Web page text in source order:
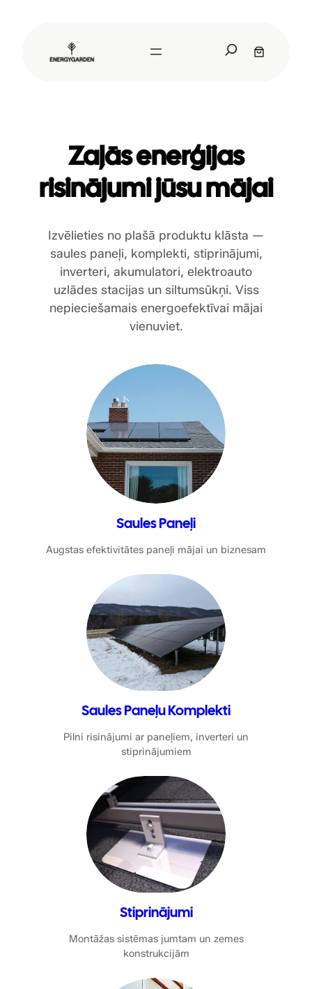
Zaļās enerģijas
risinājumi jūsu mājai
Izvēlieties no plašā produktu klāsta —
saules paneļi, komplekti, stiprinājumi,
inverteri, akumulatori, elektroauto
uzlādes stacijas un siltumsūkņi. Viss
nepieciešamais energoefektīvai mājai
vienuviet.
Saules Paneļi
Augstas efektivitātes paneļi mājai un biznesam
Saules Paneļu Komplekti
Pilni risinājumi ar paneļiem, inverteri un
stiprinājumiem
Stiprinājumi
Montāžas sistēmas jumtam un zemes
konstrukcijām